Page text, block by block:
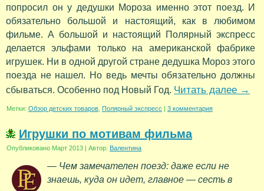
попросил он у дедушки Мороза именно этот поезд. И
обязательно большой и настоящий, как в любимом
фильме. А большой и настоящий Полярный экспресс
делается эльфами только на американской фабрике
игрушек. Ни в одной другой стране дедушка Мороз этого
поезда не нашел. Но ведь мечты обязательно должны
сбываться. Особенно под Новый Год. Читать далее →
Метки: Обзор детских товаров Полярный экспресс | 3 комментария
Игрушки по мотивам фильма
Опубликовано Март 2013 | Автор: Валентина
— Чем замечателен поезд: даже если не
знаешь, куда он идет, главное — сесть в